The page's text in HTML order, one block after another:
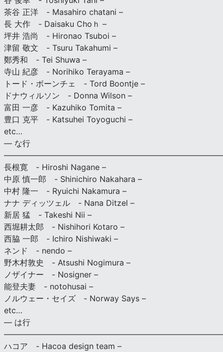
茶谷 正洋 - Masahiro chatani –
長 大作 - Daisaku Choｈ –
坪井 浩尚 - Hironao Tsuboi –
津留 敬文 - Tsuru Takahumi –
鄭秀和 - Tei Shuwa –
寺山 紀彦 - Norihiko Terayama –
トード・ボーンチェ - Tord Boontje –
ドナウィルソン - Donna Wilson –
富田 一彦 - Kazuhiko Tomita –
豊口 克平 - Katsuhei Toyoguchi –
etc…
— な行
長根寛 - Hiroshi Nagane –
中原 慎一郎 - Shinichiro Nakahara –
中村 隆一 - Ryuichi Nakamura –
ナナ ディッツェル - Nana Ditzel –
新居 猛 - Takeshi Nii –
西堀耕太郎 - Nishihori Kotaro –
西脇 一郎 - Ichiro Nishiwaki –
ネンド - nendo –
野木村敦史 - Atsushi Nogimura –
ノザイナー - Nosigner –
能登夫妻 - notohusai –
ノルウェー・セイズ - Norway Says –
etc…
— は行
ハコア - Hacoa design team –